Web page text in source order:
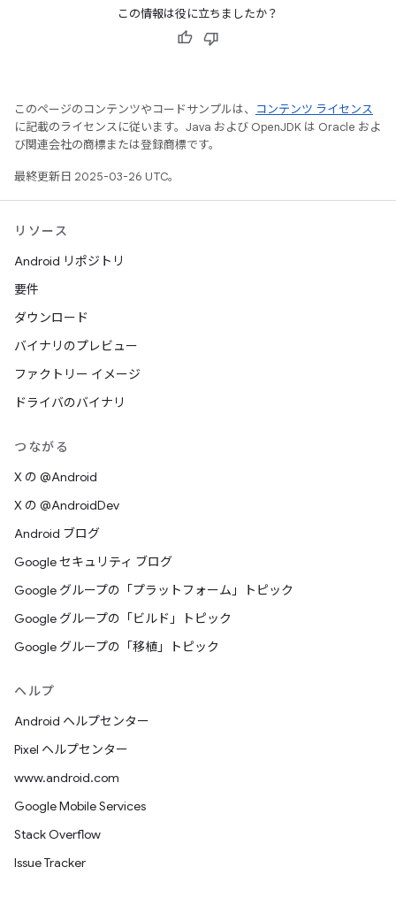
この情報は役に立ちましたか？
このページのコンテンツやコードサンプルは、
コンテンツ ライセンス
に記載のライセンスに従います。Java および OpenJDK は Oracle およ
び関連会社の商標または登録商標です。
最終更新日 2025-03-26 UTC。
リソース
Android リポジトリ
要件
ダウンロード
バイナリのプレビュー
ファクトリー イメージ
ドライバのバイナリ
つながる
X の @Android
X の @AndroidDev
Android ブログ
Google セキュリティ ブログ
Google グループの「プラットフォーム」トピック
Google グループの「ビルド」トピック
Google グループの「移植」トピック
ヘルプ
Android ヘルプセンター
Pixel ヘルプセンター
www.android.com
Google Mobile Services
Stack Overflow
Issue Tracker